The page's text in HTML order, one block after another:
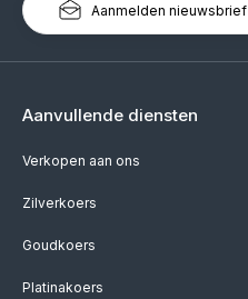
Aanmelden nieuwsbrief
Aanvullende diensten
Verkopen aan ons
Zilverkoers
Goudkoers
Platinakoers